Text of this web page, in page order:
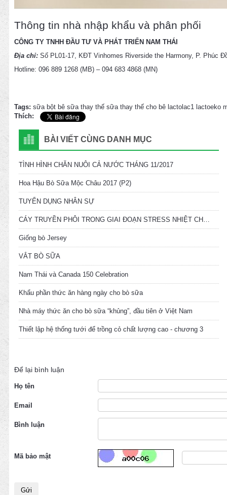
Thông tin nhà nhập khẩu và phân phối
CÔNG TY TNHH ĐẦU TƯ VÀ PHÁT TRIỂN NAM THÁI
Địa chỉ: Số PL01-17, KĐT Vinhomes Riverside the Harmony, P. Phúc
Hotline: 096 889 1268 (MB) – 094 683 4868 (MN)
Tags: sữa bột bê sữa thay thế sữa thay thế cho bê lactolac1 lactoeko
Thích:
BÀI VIẾT CÙNG DANH MỤC
TÌNH HÌNH CHĂN NUÔI CẢ NƯỚC THÁNG 11/2017
Hoa Hậu Bò Sữa Mộc Châu 2017 (P2)
TUYỂN DỤNG NHÂN SỰ
CÁY TRUYỀN PHÔI TRONG GIAI ĐOẠN STRESS NHIỆT CHO TỶ LỆ ĐẬU THAI CAO HƠN
Giống bò Jersey
VẮT BÒ SỮA
Nam Thái và Canada 150 Celebration
Khẩu phần thức ăn hàng ngày cho bò sữa
Nhà máy thức ăn cho bò sữa “khủng”, đầu tiên ở Việt Nam
Thiết lập hệ thống tưới để trồng cỏ chất lượng cao - chương 3
Để lại bình luận
Họ tên
Email
Bình luận
Mã bảo mật
Gửi